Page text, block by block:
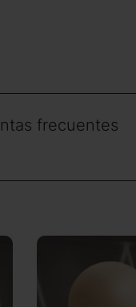
frecuentes